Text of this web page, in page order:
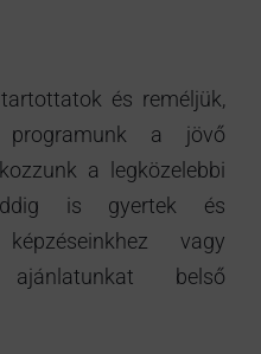
és reméljük,
programunk a jövő
a legközelebbi
is gyertek és
vagy
belső